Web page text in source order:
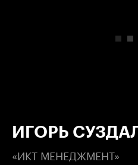
ИГОРЬ
«ИКТ МЕНЕДЖМЕНТ»